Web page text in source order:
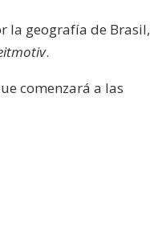
para
o
la geografía de Brasil,
.
comenzará a las